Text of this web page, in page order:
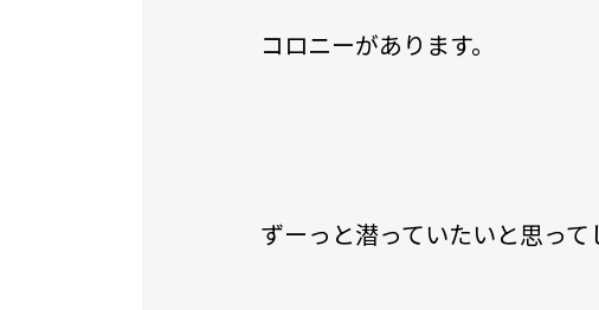
コロニーがあります。
ずーっと潜っていたいと思って